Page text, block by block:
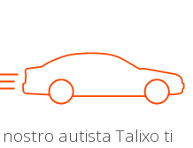
nostro autista Talixo ti